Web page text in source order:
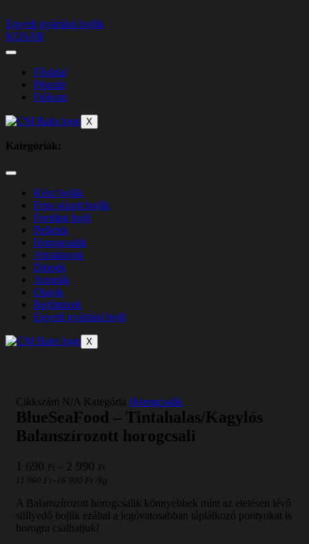
Egyedi gyártású bojlik
KOSÁR
Főoldal
Pénztár
Fiókom
X
Kategóriák:
Kész bojlik
Friss sózott bojlik
Feeding bojli
Pelletek
Horogcsalik
Attraktorok
Dippek
Aromák
Olajok
Bojlimixek
Egyedi gyártású bojli
X
Cikkszám N/A Kategória Horogcsalik
BlueSeaFood – Tintahalas/Kagylós
Balanszírozott horogcsali
1 690 Ft – 2 990 Ft
1
-
2
11 960 Ft 16 900 Ft kg
A Balanszírozott horogcsalik könnyebbek mint az etetésen lévő
süllyedő bojlik ezáltal a legóvatosabban táplálkozó pontyokat is
horogra csalhatjuk!